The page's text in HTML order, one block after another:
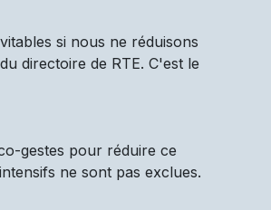
si nous ne réduisons
directoire de RTE. C'est le
gestes pour réduire ce
ne sont pas exclues.